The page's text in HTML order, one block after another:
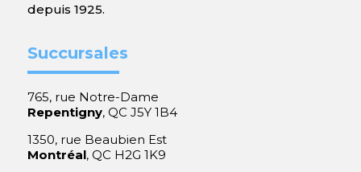
depuis 1925.
Succursales
765, rue Notre-Dame
Repentigny, QC J5Y 1B4
1350, rue Beaubien Est
Montréal, QC H2G 1K9